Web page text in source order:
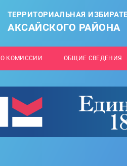
ТЕРРИТОРИАЛЬНАЯ
АКСАЙСКОГО РАЙОНА
О КОМИССИИ ОБЩИЕ СВЕДЕНИЯ